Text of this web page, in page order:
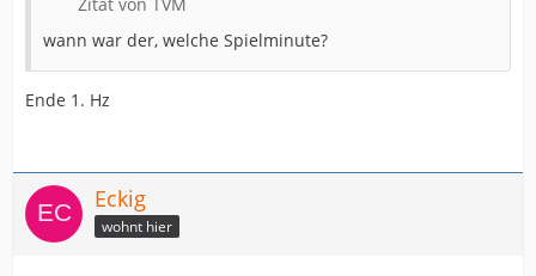
wann war der, welche Spielminute?
Ende 1. Hz
Eckig
wohnt hier